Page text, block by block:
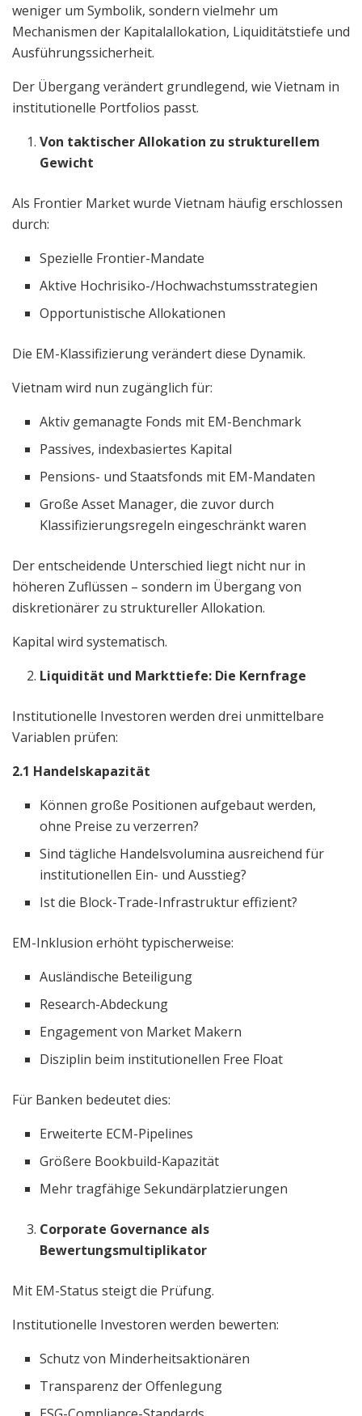
weniger um Symbolik, sondern vielmehr um
Mechanismen der Kapitalallokation, Liquiditätstiefe und
Ausführungssicherheit.
Der Übergang verändert grundlegend, wie Vietnam in
institutionelle Portfolios passt.
Von taktischer Allokation zu strukturellem
Gewicht
Als Frontier Market wurde Vietnam häufig erschlossen
durch:
Spezielle Frontier-Mandate
Aktive Hochrisiko-/Hochwachstumsstrategien
Opportunistische Allokationen
Die EM-Klassifizierung verändert diese Dynamik.
Vietnam wird nun zugänglich für:
Aktiv gemanagte Fonds mit EM-Benchmark
Passives, indexbasiertes Kapital
Pensions- und Staatsfonds mit EM-Mandaten
Große Asset Manager, die zuvor durch
Klassifizierungsregeln eingeschränkt waren
Der entscheidende Unterschied liegt nicht nur in
höheren Zuflüssen – sondern im Übergang von
diskretionärer zu struktureller Allokation.
Kapital wird systematisch.
Liquidität und Markttiefe: Die Kernfrage
Institutionelle Investoren werden drei unmittelbare
Variablen prüfen:
2.1 Handelskapazität
Können große Positionen aufgebaut werden,
ohne Preise zu verzerren?
Sind tägliche Handelsvolumina ausreichend für
institutionellen Ein- und Ausstieg?
Ist die Block-Trade-Infrastruktur effizient?
EM-Inklusion erhöht typischerweise:
Ausländische Beteiligung
Research-Abdeckung
Engagement von Market Makern
Disziplin beim institutionellen Free Float
Für Banken bedeutet dies:
Erweiterte ECM-Pipelines
Größere Bookbuild-Kapazität
Mehr tragfähige Sekundärplatzierungen
Corporate Governance als
Bewertungsmultiplikator
Mit EM-Status steigt die Prüfung.
Institutionelle Investoren werden bewerten:
Schutz von Minderheitsaktionären
Transparenz der Offenlegung